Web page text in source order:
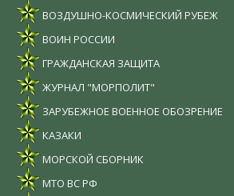
ВОЗДУШНО-КОСМИЧЕСКИЙ РУБЕЖ
ВОИН РОССИИ
ГРАЖДАНСКАЯ ЗАЩИТА
ЖУРНАЛ "МОРПОЛИТ"
ЗАРУБЕЖНОЕ ВОЕННОЕ ОБОЗРЕНИЕ
КАЗАКИ
МОРСКОЙ СБОРНИК
МТО ВС РФ